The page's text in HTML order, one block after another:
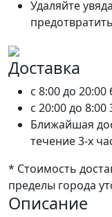
Удаляйте
Доставка
c 8:00 до 20:00
c 20:00 до 8:00
Ближайшая
течение 3-х
* Стоимость
пределы города
Описание